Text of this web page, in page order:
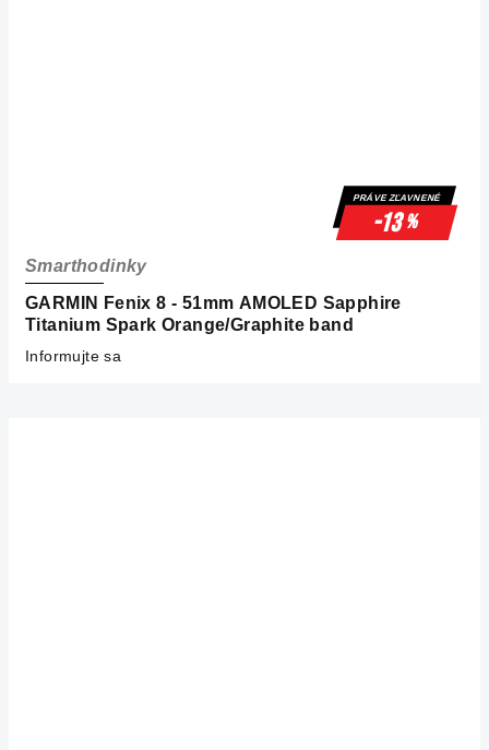
PRÁVE ZĽAVNENÉ
-13%
GARMIN Fenix 8 - 51mm AMOLED Sapphire
Titanium Spark Orange/Graphite band
Smarthodinky
Informujte sa